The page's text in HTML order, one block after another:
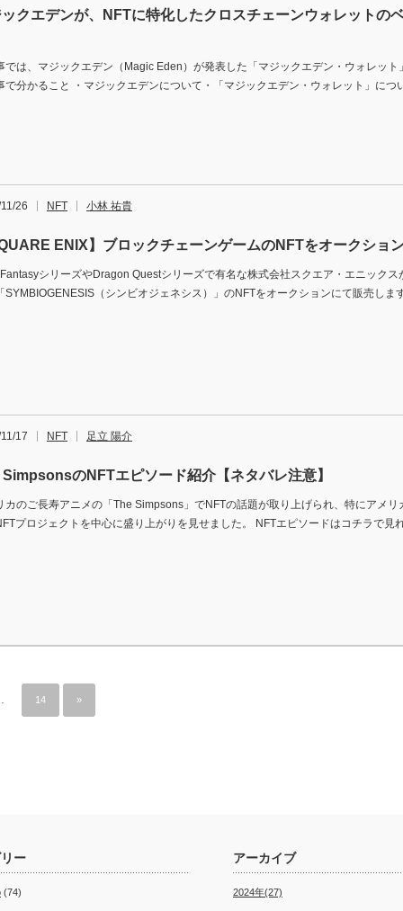
クエデンが、NFTに特化したクロスチェーンウォレットの
では、マジックエデン（Magic Eden）が発表した「マジックエデン・ウォレット
で分かること ・マジックエデンについて・「マジックエデン・ウォレット」に
26 NFT 小林 祐貴
ENIX】ブロックチェーンゲームのNFTをオークショ
シリーズやDragon Questシリーズで有名な株式会社スクエア・エニックス
SYMBIOGENESIS（シンビオジェネシス）」のNFTをオークションにて販売しま
17 NFT 足立 陽介
のNFTエピソード紹介【ネタバレ注意】
カのご長寿アニメの「The Simpsons」でNFTの話題が取り上げられ、特にアメリ
プロジェクトを中心に盛り上がりを見せました。 NFTエピソードはコチラで見
14 »
ー
(74)
アーカイブ
2024年(27)